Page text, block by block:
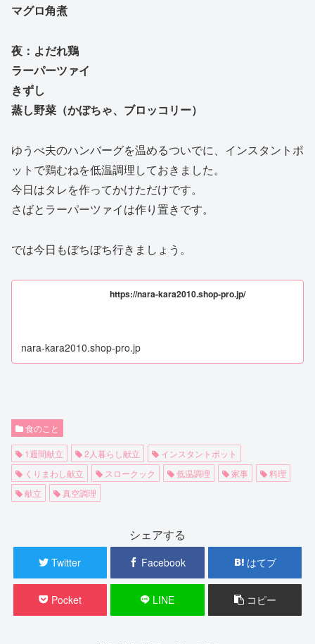
マグロ角煮
夜：よだれ鶏
ラーパーツァイ
きずし
蒸し野菜（かぼちゃ、ブロッコリー）
ゆうべ夫のハンバーグを温めるついでに、インスタントポ
ットで鶏むねを低温調理しておきました。
今日はタレを作ってかけただけです。
さばとラーパーツァイは作り置きです。
では今日もぼちぼち行きましょう。
https://nara-kara2010.shop-pro.jp/
nara-kara2010.shop-pro.jp
食のこと
1週間献立 2人暮らし献立
インスタントポット
くりまわし献立
スロークック 低温調理 家事
料理
献立
真空調理
シェアする
Twitter Facebook はてブ
Pocket LINE コピー